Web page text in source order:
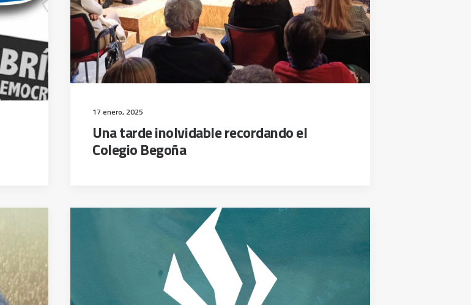
17 enero, 2025
Una tarde inolvidable recordando el
Colegio Begoña